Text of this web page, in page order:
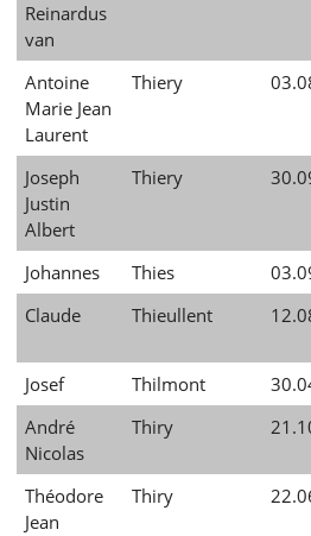
Reinardus
van
Antoine
Marie Jean
Laurent
Thiery
Joseph
Justin
Albert
Thiery
Johannes Thies
Claude
Thieullent
Josef
Thilmont
André
Nicolas
Thiry
Théodore
Jean
Thiry